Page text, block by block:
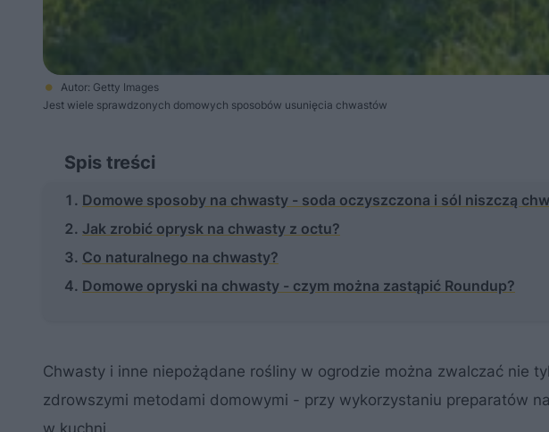
Autor: Getty Images
Jest wiele sprawdzonych domowych sposobów usunięcia chwastów
Spis treści
Domowe sposoby na chwasty - soda oczyszczona i sól niszczą
Jak zrobić oprysk na chwasty z octu?
Co naturalnego na chwasty?
Domowe opryski na chwasty - czym można zastąpić Roundup?
Chwasty i inne niepożądane rośliny w ogrodzie można zwalczać nie
zdrowszymi metodami domowymi - przy wykorzystaniu preparatów
w kuchni.